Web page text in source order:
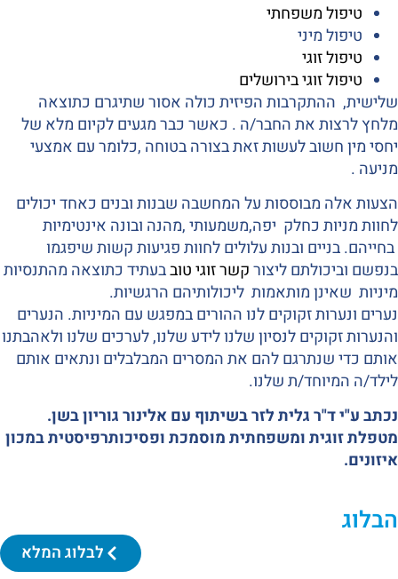
טיפול משפחתי
טיפול מיני
טיפול זוגי
טיפול זוגי בירושלים
שלישית, ההתקרבות הפיזית כולה אסור שתיגרם כתוצאה
מלחץ לרצות את החבר/ה . כאשר כבר מגעים לקיום מלא של
יחסי מין חשוב לעשות זאת בצורה בטוחה ,כלומר עם אמצעי
מניעה .
הצעות אלה מבוססות על המחשבה שבנות ובנים כאחד יכולים
לחוות מניות כחלק יפה,משמעותי ,מהנה ובונה אינטימיות
בחייהם. בניים ובנות עלולים לחוות פגיעות קשות שיפגמו
בנפשם וביכולתם ליצורקשר זוגי טובבעתיד כתוצאה מהתנסיות
מיניות שאינן מותאמות ליכולותיהם הרגשיות.
נערים ונערות זקוקים לנו ההורים במפגש עם המיניות. הנערים
והנערות זקוקים לנסיון שלנו לידע שלנו, לערכים שלנו ולאהבתנו
אותם כדי שנתרגם להם את המסרים המבלבלים ונתאים אותם
לילד/ה המיוחד/ת שלנו.
נכתב ע"י ד"ר גלית לזר בשיתוף עם אלינור גוריון בשן.
מטפלת זוגית ומשפחתית מוסמכת ופסיכותרפיסטית במכון
איזונים.
הבלוג
לבלוג המלא